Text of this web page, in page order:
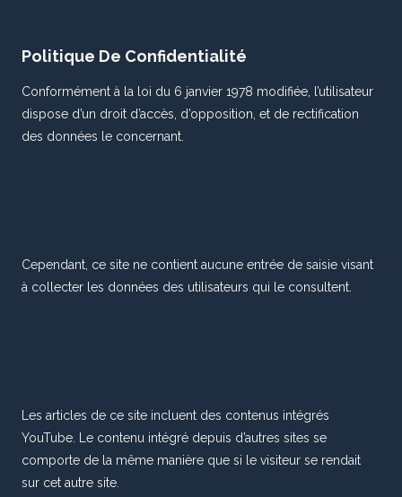
Politique De Confidentialité
Conformément à la loi du 6 janvier 1978 modifiée, l’utilisateur
dispose d’un droit d’accès, d’opposition, et de rectification
des données le concernant.
Cependant, ce site ne contient aucune entrée de saisie visant
à collecter les données des utilisateurs qui le consultent.
Les articles de ce site incluent des contenus intégrés
YouTube. Le contenu intégré depuis d’autres sites se
comporte de la même manière que si le visiteur se rendait
sur cet autre site.